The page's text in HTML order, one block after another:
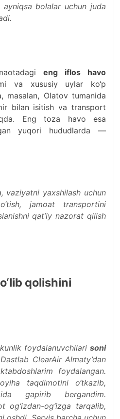
ayniqsa bolalar uchun juda
eng iflos havo
va xususiy uylar ko‘p
masalan, Olatov tumanida
bilan isitish va transport
Eng toza havo esa
yuqori hududlarda —
vaziyatni yaxshilash uchun
jamoat transportini
qat’iy nazorat qilish
qolishini
foydalanuvchilari soni
ClearAir Almaty’dan
foydalangan.
taqdimotini o‘tkazib,
gapirib bergandim.
og‘izdan-og‘izga tarqalib,